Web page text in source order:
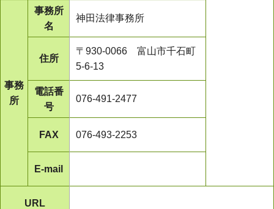
事務
所
事務所
名
神田法律事務所
住所
〒930-0066 富山市千石町
5-6-13
電話番
号
076-491-2477
FAX 076-493-2253
E-mail
URL